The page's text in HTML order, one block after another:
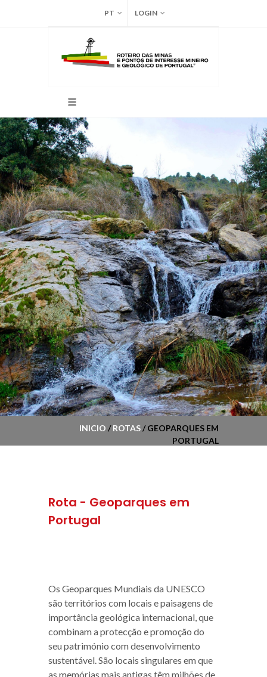
PT LOGIN
INICIO /ROTAS/ GEOPARQUES EM
PORTUGAL
Rota - Geoparques em
Portugal
Os Geoparques Mundiais da UNESCO
são territórios com locais e paisagens de
importância geológica internacional, que
combinam a protecção e promoção do
seu património com desenvolvimento
sustentável. São locais singulares em que
as memórias mais antigas têm milhões de